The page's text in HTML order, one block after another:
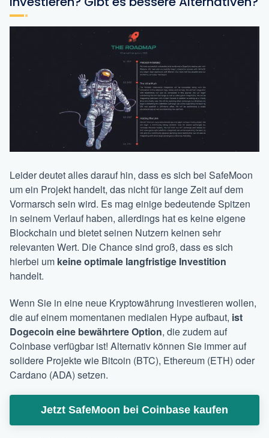
Leider deutet alles darauf hin, dass es sich bei SafeMoon
um ein Projekt handelt, das nicht für lange Zeit auf dem
Vormarsch sein wird. Es mag einige bedeutende Spitzen
in seinem Verlauf haben, allerdings hat es keine eigene
Blockchain und bietet seinen Nutzern keinen sehr
relevanten Wert. Die Chance sind groß, dass es sich
hierbei um keine optimale langfristige Investition
handelt.
Wenn Sie in eine neue Kryptowährung investieren wollen,
die auf einem momentanen medialen Hype aufbaut, ist
Dogecoin eine bewährtere Option, die zudem auf
Coinbase verfügbar ist! Alternativ können Sie immer auf
solidere Projekte wie Bitcoin (BTC), Ethereum (ETH) oder
Cardano (ADA) setzen.
Jetzt SafeMoon bei Coinbase kaufen